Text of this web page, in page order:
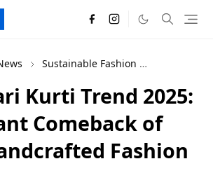
Sustainable Fashion
Kurti Trend 2025:
Comeback of
Fashion